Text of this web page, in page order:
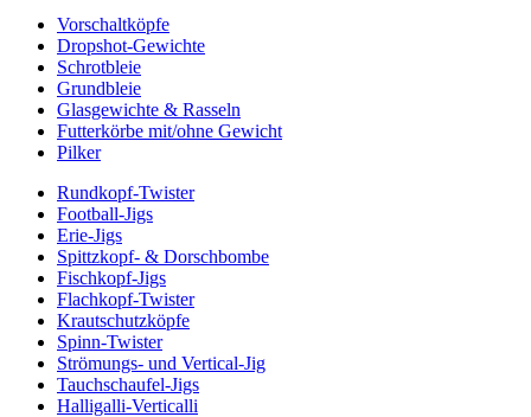
Vorschaltköpfe
Dropshot-Gewichte
Schrotbleie
Grundbleie
Glasgewichte & Rasseln
Futterkörbe mit/ohne Gewicht
Pilker
Rundkopf-Twister
Football-Jigs
Erie-Jigs
Spittzkopf- & Dorschbombe
Fischkopf-Jigs
Flachkopf-Twister
Krautschutzköpfe
Spinn-Twister
Strömungs- und Vertical-Jig
Tauchschaufel-Jigs
Halligalli-Verticalli